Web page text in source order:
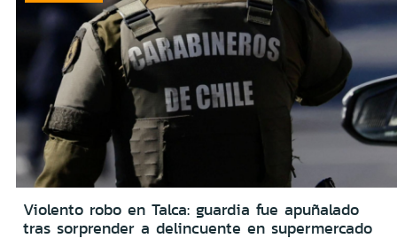
Violento robo en Talca: guardia fue apuñalado
tras sorprender a delincuente en supermercado